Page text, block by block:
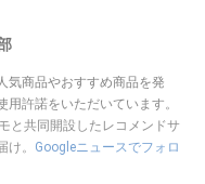
気商品やおすすめ商品を発
用許諾をいただいています。
と共同開設したレコメンドサ
。 Googleニュースでフォロ